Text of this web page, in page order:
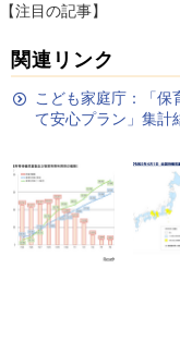
【注目の記事】
関連リンク
こども家庭庁：「保
て安心プラン」集計